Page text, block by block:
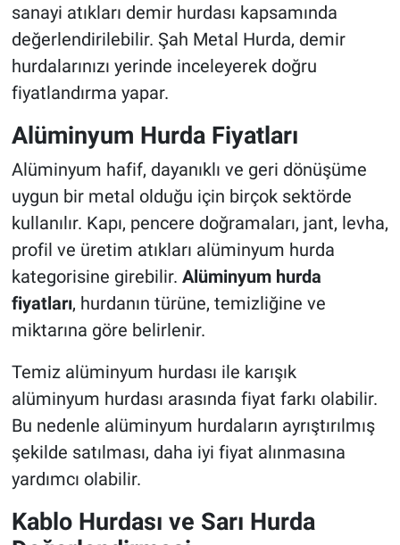
sanayi atıkları demir hurdası kapsamında
değerlendirilebilir. Şah Metal Hurda, demir
hurdalarınızı yerinde inceleyerek doğru
fiyatlandırma yapar.
Alüminyum Hurda Fiyatları
Alüminyum hafif, dayanıklı ve geri dönüşüme
uygun bir metal olduğu için birçok sektörde
kullanılır. Kapı, pencere doğramaları, jant, levha,
profil ve üretim atıkları alüminyum hurda
kategorisine girebilir. Alüminyum hurda
fiyatları, hurdanın türüne, temizliğine ve
miktarına göre belirlenir.
Temiz alüminyum hurdası ile karışık
alüminyum hurdası arasında fiyat farkı olabilir.
Bu nedenle alüminyum hurdaların ayrıştırılmış
şekilde satılması, daha iyi fiyat alınmasına
yardımcı olabilir.
Kablo Hurdası ve Sarı Hurda